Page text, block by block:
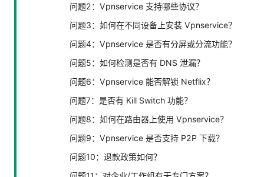
问题2：Vpnservice 支持哪些协议？
问题3：如何在不同设备上安装 Vpnservice？
问题4：Vpnservice 是否有分屏或分流功能？
问题5：如何检测是否有 DNS 泄漏？
问题6：Vpnservice 能否解锁 Netflix？
问题7：是否有 Kill Switch 功能？
问题8：如何在路由器上使用 Vpnservice？
问题9：Vpnservice 是否支持 P2P 下载？
问题10：退款政策如何？